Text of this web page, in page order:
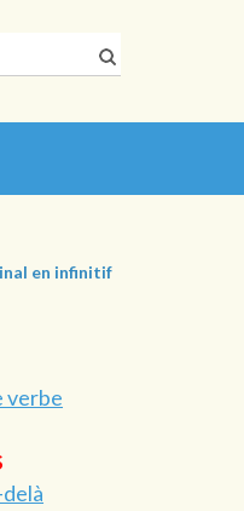
en infinitif
verbe